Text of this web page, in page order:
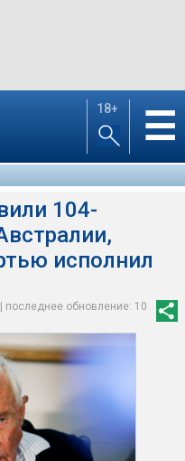
18+ ☰
104-
исполнил
последнее обновление: 10